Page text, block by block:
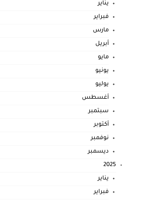
يناير
فبراير
مارس
أبريل
مايو
يونيو
يوليو
أغسطس
سبتمبر
أكتوبر
نوفمبر
ديسمبر
2025
يناير
فبراير